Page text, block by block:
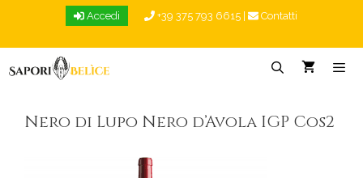
Accedi +39 375 793 6615 Contatti
Nero di Lupo Nero d’Avola IGP Cos2